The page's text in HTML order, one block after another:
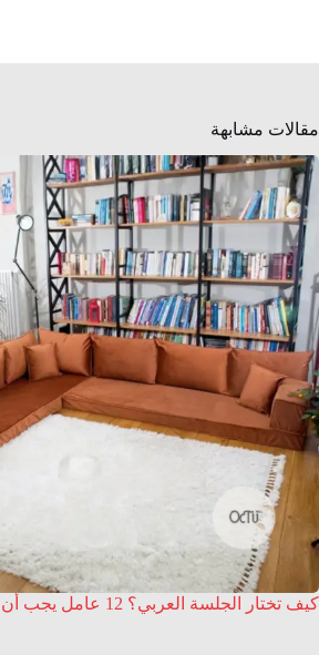
مقالات مشابهة
كيف تختار الجلسة العربي؟ 12 عامل يجب أن تراعيهم